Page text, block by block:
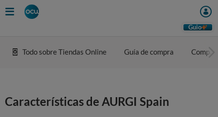
Guio
Todo sobre Tiendas Online Guía de compra
Características de AURGI Spain